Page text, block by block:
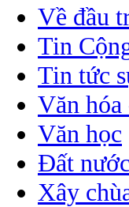
Về đầu
Tin
Tin tức
Văn hóa
Văn học
Đất
Xây